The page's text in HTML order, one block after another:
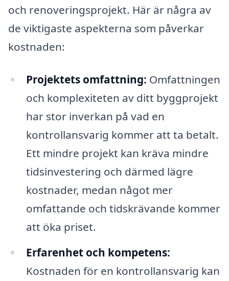
och renoveringsprojekt. Här är några av
de viktigaste aspekterna som påverkar
kostnaden:
Projektets omfattning: Omfattningen
och komplexiteten av ditt byggprojekt
har stor inverkan på vad en
kontrollansvarig kommer att ta betalt.
Ett mindre projekt kan kräva mindre
tidsinvestering och därmed lägre
kostnader, medan något mer
omfattande och tidskrävande kommer
att öka priset.
Erfarenhet och kompetens:
Kostnaden för en kontrollansvarig kan